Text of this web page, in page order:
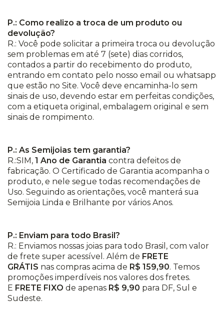
P.: Como realizo a troca de um produto ou
devolução?
R.: Você pode solicitar a primeira troca ou devolução
sem problemas em até 7 (sete) dias corridos,
contados a partir do recebimento do produto,
entrando em contato pelo nosso email ou whatsapp
que estão no Site. Você deve encaminha-lo sem
sinais de uso, devendo estar em perfeitas condições,
com a etiqueta original, embalagem original e sem
sinais de rompimento.
P.: As Semijoias tem garantia?
R.:SIM, 1 Ano de Garantia contra defeitos de
fabricação. O Certificado de Garantia acompanha o
produto, e nele segue todas recomendações de
Uso. Seguindo as orientações, você manterá sua
Semijoia Linda e Brilhante por vários Anos.
P.: Enviam para todo Brasil?
R.: Enviamos nossas joias para todo Brasil, com valor
de frete super acessível. Além de FRETE
GRÁTIS nas compras acima de R$ 159,90. Temos
promoções imperdíveis nos valores dos fretes.
E FRETE FIXO de apenas R$ 9,90 para DF, Sul e
Sudeste.